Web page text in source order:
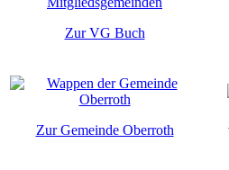
Zur VG Buch
Zur Gemeinde Oberroth